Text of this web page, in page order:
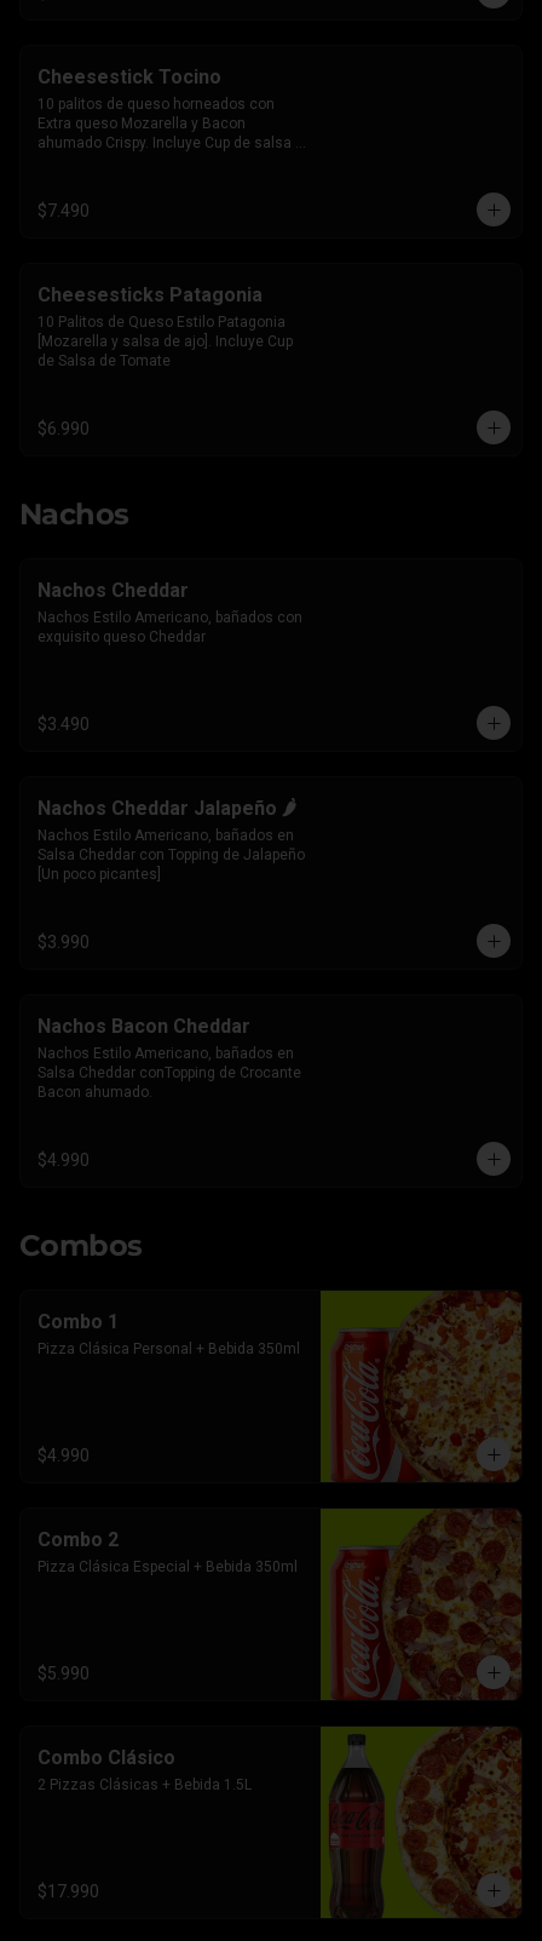
Cheesestick Tocino
10 palitos de queso horneados con
Extra queso Mozarella y Bacon
ahumado Crispy. Incluye Cup de salsa
$7.490
Cheesesticks Patagonia
10 Palitos de Queso Estilo Patagonia
[Mozarella y salsa de ajo]. Incluye Cup
de Salsa de Tomate
$6.990
Nachos
Nachos Cheddar
Nachos Estilo Americano, bañados con
exquisito queso Cheddar
$3.490
Nachos Cheddar Jalapeño 🌶️
Nachos Estilo Americano, bañados en
Salsa Cheddar con Topping de Jalapeño
[Un poco picantes]
$3.990
Nachos Bacon Cheddar
Nachos Estilo Americano, bañados en
Salsa Cheddar conTopping de Crocante
Bacon ahumado.
$4.990
Combos
Combo 1
Pizza Clásica Personal + Bebida 350ml
$4.990
Combo 2
Pizza Clásica Especial + Bebida 350ml
$5.990
Combo Clásico
2 Pizzas Clásicas + Bebida 1.5L
$17.990